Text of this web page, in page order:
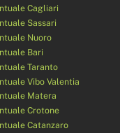
Cagliari
Sassari
Nuoro
Bari
Taranto
Vibo Valentia
Matera
Crotone
Catanzaro